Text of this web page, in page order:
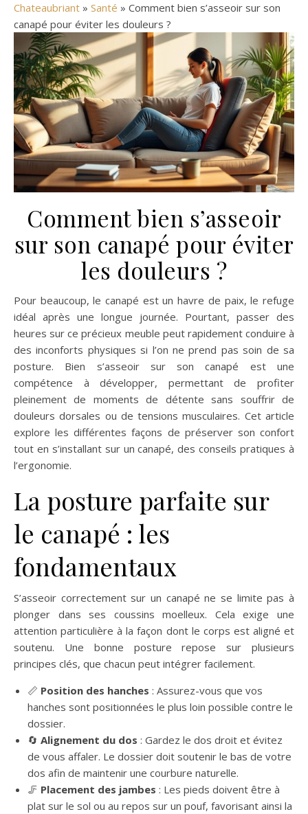
Chateaubriant » Santé » Comment bien s’asseoir sur son
canapé pour éviter les douleurs ?
Comment bien s’asseoir
sur son canapé pour éviter
les douleurs ?
Pour beaucoup, le canapé est un havre de paix, le refuge
idéal après une longue journée. Pourtant, passer des
heures sur ce précieux meuble peut rapidement conduire à
des inconforts physiques si l’on ne prend pas soin de sa
posture. Bien s’asseoir sur son canapé est une
compétence à développer, permettant de profiter
pleinement de moments de détente sans souffrir de
douleurs dorsales ou de tensions musculaires. Cet article
explore les différentes façons de préserver son confort
tout en s’installant sur un canapé, des conseils pratiques à
l’ergonomie.
La posture parfaite sur
le canapé : les
fondamentaux
S’asseoir correctement sur un canapé ne se limite pas à
plonger dans ses coussins moelleux. Cela exige une
attention particulière à la façon dont le corps est aligné et
soutenu. Une bonne posture repose sur plusieurs
principes clés, que chacun peut intégrer facilement.
📏 Position des hanches : Assurez-vous que vos
hanches sont positionnées le plus loin possible contre le
dossier.
🔄 Alignement du dos : Gardez le dos droit et évitez
de vous affaler. Le dossier doit soutenir le bas de votre
dos afin de maintenir une courbure naturelle.
🦵 Placement des jambes : Les pieds doivent être à
plat sur le sol ou au repos sur un pouf, favorisant ainsi la